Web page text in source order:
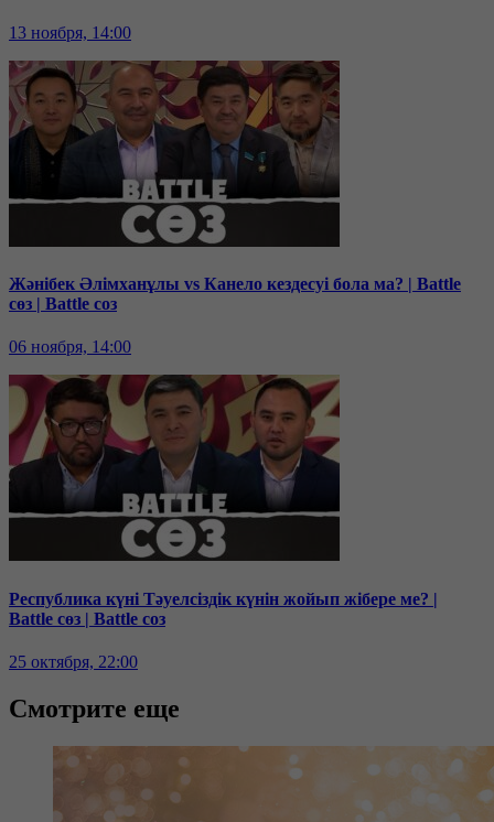
13 ноября, 14:00
Жәнібек Әлімханұлы vs Канело кездесуі бола ма? | Battle
сөз | Battle соз
06 ноября, 14:00
Республика күні Тәуелсіздік күнін жойып жібере ме? |
Battle сөз | Battle соз
25 октября, 22:00
Смотрите еще